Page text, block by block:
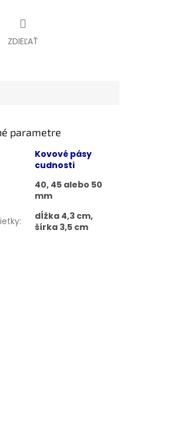
ZDIEĽAŤ
parametre
Kovové pásy
cudnosti
40, 45 alebo 50
mm
:
dĺžka 4,3 cm,
šírka 3,5 cm